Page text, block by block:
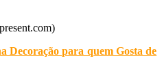
Decoração para quem Gosta de